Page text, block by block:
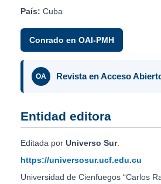
País: Cuba
Conrado en OAI-PMH
OA Revista en Acceso
Entidad editora
Editada por Universo Sur.
https://universosur.ucf.edu.cu
Universidad de Cienfuegos “Carlos